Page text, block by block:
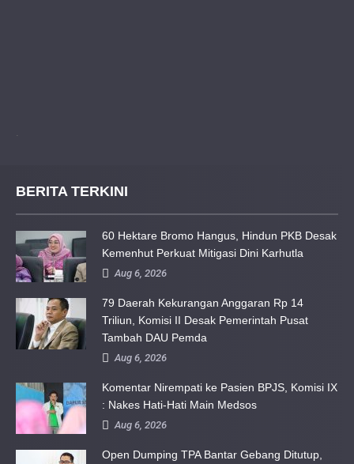
.
BERITA TERKINI
60 Hektare Bromo Hangus, Hindun PKB Desak
Kemenhut Perkuat Mitigasi Dini Karhutla
Aug 6, 2026
79 Daerah Kekurangan Anggaran Rp 14
Triliun, Komisi II Desak Pemerintah Pusat
Tambah DAU Pemda
Aug 6, 2026
Komentar Nirempati ke Pasien BPJS, Komisi IX
: Nakes Hati-Hati Main Medsos
Aug 6, 2026
Open Dumping TPA Bantar Gebang Ditutup,